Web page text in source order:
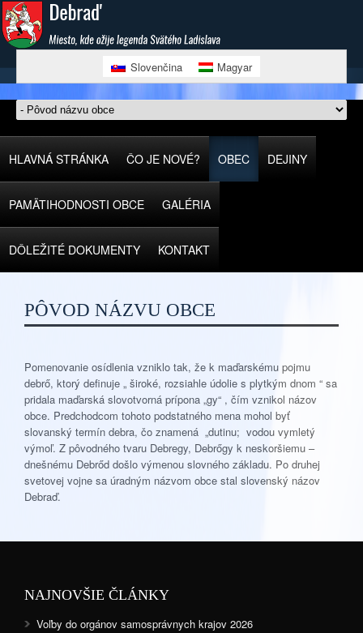
Slovenčina Magyar
HLAVNÁ STRÁNKA ČO JE NOVÉ? OBEC DEJINY
PAMÄTIHODNOSTI OBCE GALÉRIA
DÔLEŽITÉ DOKUMENTY KONTAKT
PÔVOD NÁZVU OBCE
Pomenovanie osídlenia vzniklo tak, že k maďarskému pojmu
debrő, ktorý definuje „ široké, rozsiahle údolie s plytkým dnom “ sa
pridala maďarská slovotvorná prípona „gy“ , čím vznikol názov
obce. Predchodcom tohoto podstatného mena mohol byť
slovanský termín debra, čo znamená „dutinu; vodou vymletý
výmoľ. Z pôvodného tvaru Debregy, Debrőgy k neskoršiemu –
dnešnému Debrőd došlo výmenou slovného základu. Po druhej
svetovej vojne sa úradným názvom obce stal slovenský názov
Debraď.
NAJNOVŠIE ČLÁNKY
Voľby do orgánov samosprávnych krajov 2026